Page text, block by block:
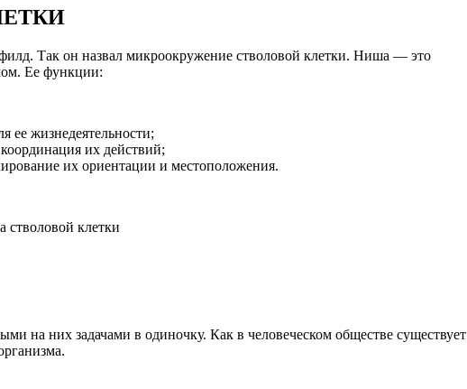
Так он назвал микроокружение стволовой клетки. Ниша — это
Ее функции:
ее жизнедеятельности;
их действий;
их ориентации и местоположения.
на них задачами в одиночку. Как в человеческом обществе существует